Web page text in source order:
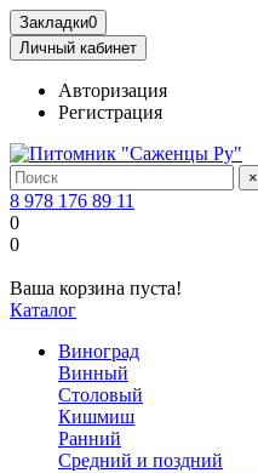
Закладки0
Личный кабинет
Авторизация
Регистрация
×
8 978 176 89 11
0
0
Ваша корзина пуста!
Каталог
Виноград
Винный
Столовый
Кишмиш
Ранний
Средний и поздний